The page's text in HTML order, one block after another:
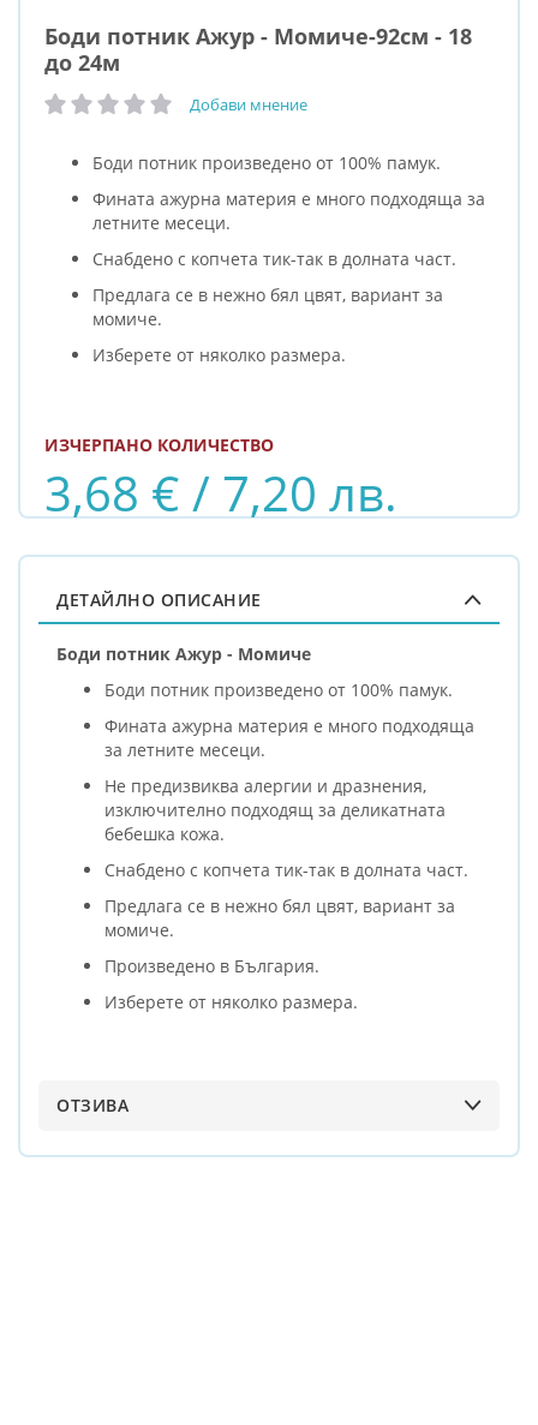
Боди потник Ажур - Момиче-92см - 18
до 24м
рейтинг: Добави мнение
Боди потник произведено от 100% памук.
Фината ажурна материя е много подходяща за
летните месеци.
Снабдено с копчета тик-так в долната част.
Предлага се в нежно бял цвят, вариант за
момиче.
Изберете от няколко размера.
3,68 € / 7,20 лв.
ИЗЧЕРПАНО КОЛИЧЕСТВО
ДЕТАЙЛНО ОПИСАНИЕ
Боди потник Ажур - Момиче
Боди потник произведено от 100% памук.
Фината ажурна материя е много подходяща
за летните месеци.
Не предизвиква алергии и дразнения,
изключително подходящ за деликатната
бебешка кожа.
Снабдено с копчета тик-так в долната част.
Предлага се в нежно бял цвят, вариант за
момиче.
Произведено в България.
Изберете от няколко размера.
ОТЗИВА